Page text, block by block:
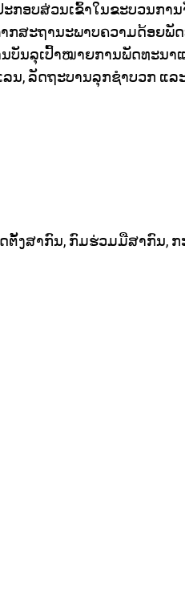
ະກອບສ່ວນເຂົ້າໃນຂະບວນກາ
ສະຖານະພາບຄວາມດ້ອຍພັດ
ບັນລຸເປົ້າໝາຍການພັດທະນາ
ນ, ລັດຖະບານລຸກຊໍາບວກ ແລ
ງສາກົນ, ກົມຮ່ວມມືສາກົນ, ກ